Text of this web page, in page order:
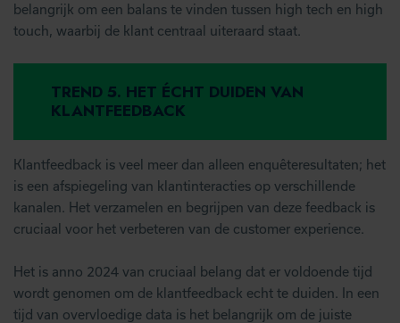
belangrijk om een balans te vinden tussen high tech en high
touch, waarbij de klant centraal uiteraard staat.
TREND 5. HET ÉCHT DUIDEN VAN
KLANTFEEDBACK
Klantfeedback is veel meer dan alleen enquêteresultaten; het
is een afspiegeling van klantinteracties op verschillende
kanalen. Het verzamelen en begrijpen van deze feedback is
cruciaal voor het verbeteren van de customer experience.
Het is anno 2024 van cruciaal belang dat er voldoende tijd
wordt genomen om de klantfeedback echt te duiden. In een
tijd van overvloedige data is het belangrijk om de juiste